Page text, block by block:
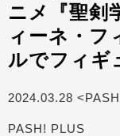
ニメ『聖剣
ィーネ・フ
ルでフィギ
2024.03.28
PASH! PLUS